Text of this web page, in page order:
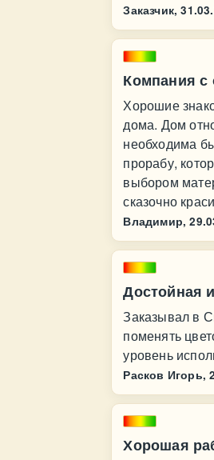
Заказчик,
Компания с
Хорошие
дома. Дом
необходима
прорабу,
выбором
сказочно
Владимир,
Достойная
Заказывал в
поменять
уровень
Расков Игорь,
Хорошая